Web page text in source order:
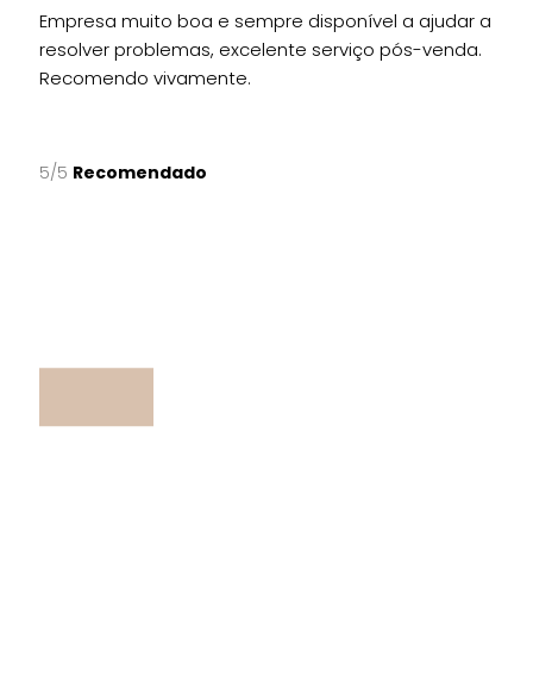
Empresa muito boa e sempre disponível a ajudar a
resolver problemas, excelente serviço pós-venda.
Recomendo vivamente.
5/5 Recomendado